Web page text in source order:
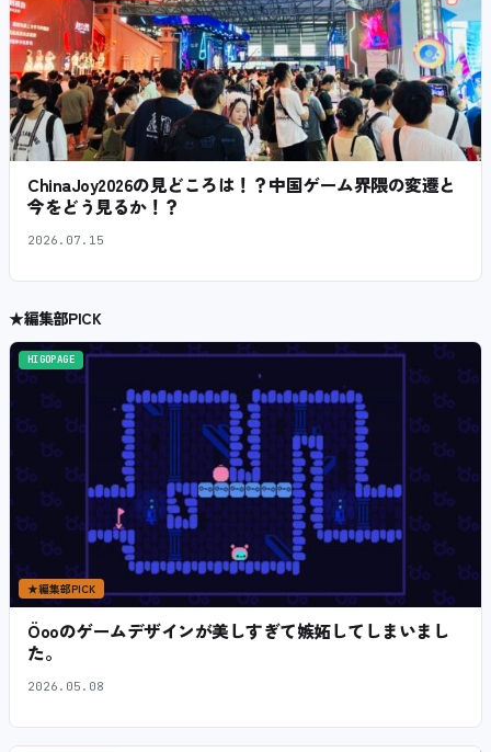
ChinaJoy2026の見どころは！？中国ゲーム界隈の変遷と
今をどう見るか！？
2026.07.15
★編集部PICK
HIGOPAGE
★編集部PICK
Öooのゲームデザインが美しすぎて嫉妬してしまいまし
た。
2026.05.08